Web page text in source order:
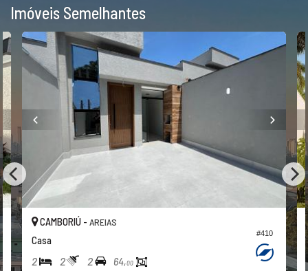
Imóveis Semelhantes
#410
CAMBORIÚ -AREIAS
Casa
2 2 2 64,00